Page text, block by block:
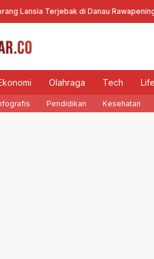
Lansia Terjebak di Danau Rawapening
Olahraga Tech
Pendidikan Kesehatan